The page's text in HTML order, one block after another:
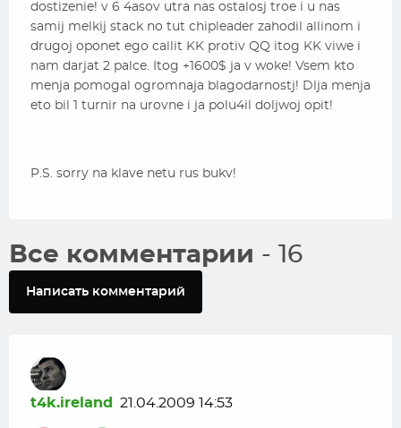
dostizenie! v 6 4asov utra nas ostalosj troe i u nas
samij melkij stack no tut chipleader zahodil allinom i
drugoj oponet ego callit KK protiv QQ itog KK viwe i
nam darjat 2 palce. Itog +1600$ ja v woke! Vsem kto
menja pomogal ogromnaja blagodarnostj! Dlja menja
eto bil 1 turnir na urovne i ja polu4il doljwoj opit!
P.S. sorry na klave netu rus bukv!
Все комментарии - 16
Написать комментарий
t4k.ireland 21.04.2009 14:53